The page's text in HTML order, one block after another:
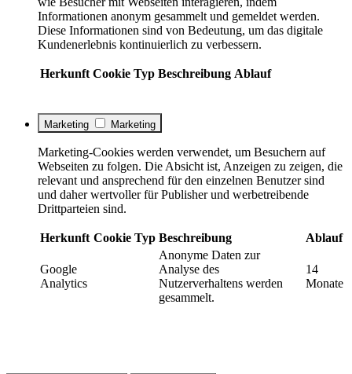
Informationen anonym gesammelt und gemeldet werden.
Diese Informationen sind von Bedeutung, um das digitale
Kundenerlebnis kontinuierlich zu verbessern.
Herkunft Cookie Typ Beschreibung Ablauf
Marketing Marketing
Marketing-Cookies werden verwendet, um Besuchern auf
Webseiten zu folgen. Die Absicht ist, Anzeigen zu zeigen, die
relevant und ansprechend für den einzelnen Benutzer sind
und daher wertvoller für Publisher und werbetreibende
Drittparteien sind.
Herkunft Cookie Typ Beschreibung Ablauf
Google
Analytics
Anonyme Daten zur
Analyse des
Nutzerverhaltens werden
gesammelt.
14
Monate